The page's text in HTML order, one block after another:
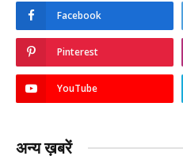
Facebook
Pinterest
YouTube
अन्य ख़बरें